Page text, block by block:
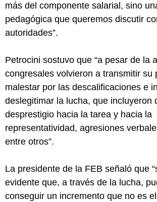
más del componente salarial, sino
pedagógica que queremos discutir
autoridades”.
Petrocini sostuvo que “a pesar de la
congresales volvieron a transmitir su
malestar por las descalificaciones e
deslegitimar la lucha, que incluyeron
desprestigio hacia la tarea y hacia la
representatividad, agresiones
entre otros”.
La presidente de la FEB señaló que
evidente que, a través de la lucha,
conseguir un incremento que no es